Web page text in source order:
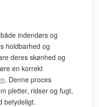
indendørs og
holdbarhed og
deres skønhed og
en korrekt
. Denne proces
pletter, ridser og fugt,
betydeligt.